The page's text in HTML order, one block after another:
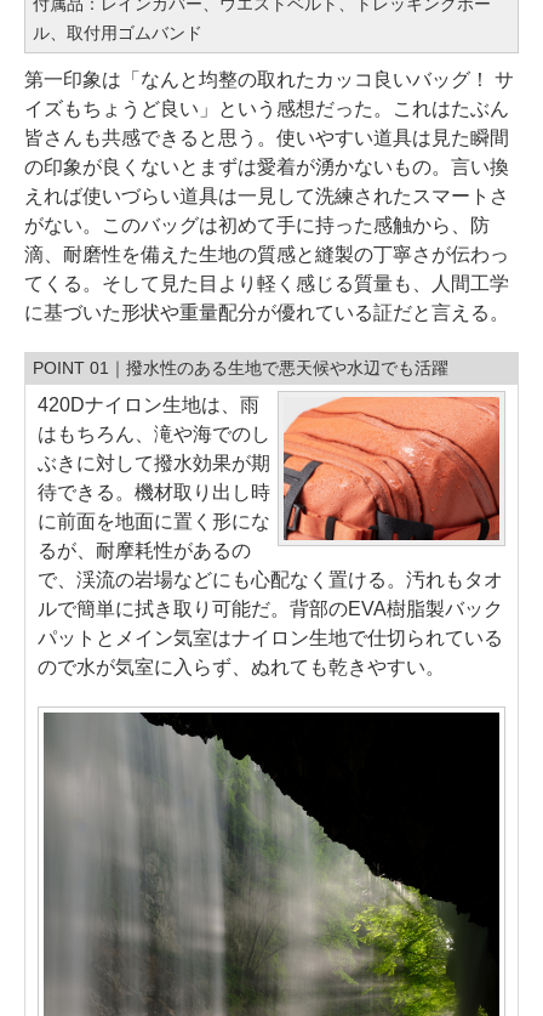
ル、取付用ゴムバンド
第一印象は「なんと均整の取れたカッコ良いバッグ！ サ
イズもちょうど良い」という感想だった。これはたぶん
皆さんも共感できると思う。使いやすい道具は見た瞬間
の印象が良くないとまずは愛着が湧かないもの。言い換
えれば使いづらい道具は一見して洗練されたスマートさ
がない。このバッグは初めて手に持った感触から、防
滴、耐磨性を備えた生地の質感と縫製の丁寧さが伝わっ
てくる。そして見た目より軽く感じる質量も、人間工学
に基づいた形状や重量配分が優れている証だと言える。
POINT 01｜撥水性のある生地で悪天候や水辺でも活躍
420Dナイロン生地は、雨
はもちろん、滝や海でのし
ぶきに対して撥水効果が期
待できる。機材取り出し時
に前面を地面に置く形にな
るが、耐摩耗性があるの
で、渓流の岩場などにも心配なく置ける。汚れもタオ
ルで簡単に拭き取り可能だ。背部のEVA樹脂製バック
パットとメイン気室はナイロン生地で仕切られている
ので水が気室に入らず、ぬれても乾きやすい。